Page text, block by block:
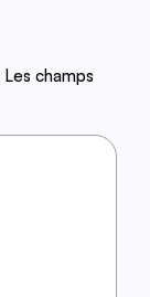
Les champs